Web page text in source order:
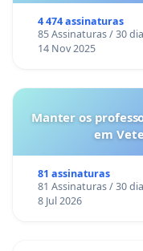
4 474 assinaturas
85 Assinaturas / 30
14 Nov 2025
Manter os
em
81 assinaturas
81 Assinaturas / 30
8 Jul 2026